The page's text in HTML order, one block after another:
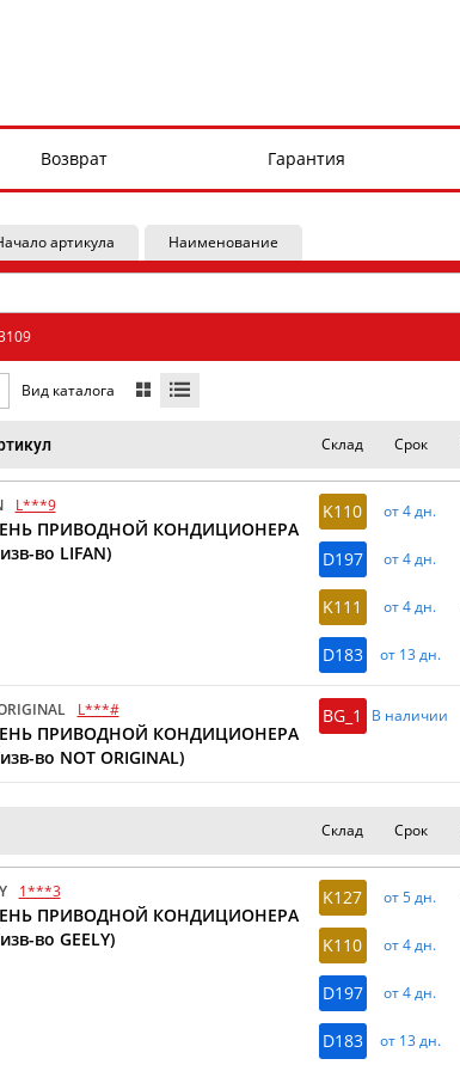
Возврат Гарантия
артикула Наименование
Вид каталога
Склад Срок
L***9
ПРИВОДНОЙ КОНДИЦИОНЕРА
во LIFAN)
K110 от 4 дн.
D197 от 4 дн.
K111 от 4 дн.
D183 от 13 дн.
L***#
ПРИВОДНОЙ КОНДИЦИОНЕРА
во NOT ORIGINAL)
BG_1 В наличии
Склад Срок
1***3
ПРИВОДНОЙ КОНДИЦИОНЕРА
во GEELY)
K127 от 5 дн.
K110 от 4 дн.
D197 от 4 дн.
D183 от 13 дн.